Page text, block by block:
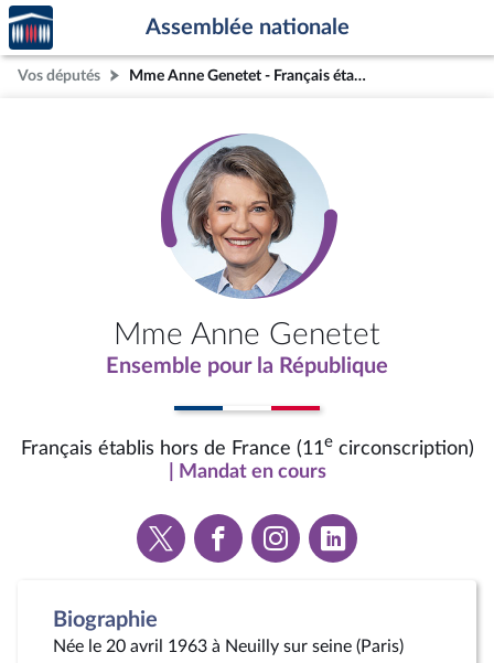
Aller au contenu
Aller en bas de la page
Accèder
à la
page
d'accueil
Assemblée nationale
Vos députés Mme Anne Genetet - Français établis hors de France (11e circonscription)
Mme Anne Genetet
Ensemble pour la République
Français établis hors de France (11ecirconscription)
| Mandat en cours
Voir
la
Voir
la
Voir
la
Voir
la
Biographie
Née le 20 avril 1963 à Neuilly sur seine (Paris)